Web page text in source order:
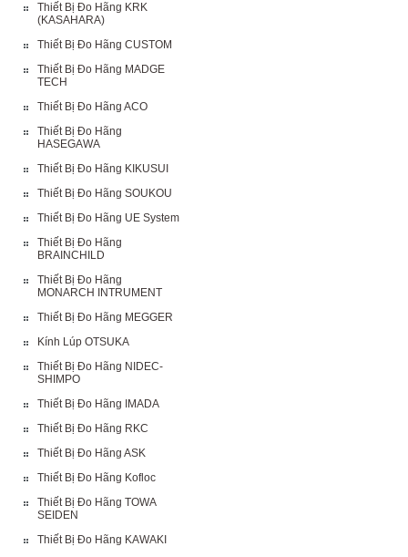
Thiết Bị Đo Hãng KRK
(KASAHARA)
Thiết Bị Đo Hãng CUSTOM
Thiết Bị Đo Hãng MADGE
TECH
Thiết Bị Đo Hãng ACO
Thiết Bị Đo Hãng
HASEGAWA
Thiết Bị Đo Hãng KIKUSUI
Thiết Bị Đo Hãng SOUKOU
Thiết Bị Đo Hãng UE System
Thiết Bị Đo Hãng
BRAINCHILD
Thiết Bị Đo Hãng
MONARCH INTRUMENT
Thiết Bị Đo Hãng MEGGER
Kính Lúp OTSUKA
Thiết Bị Đo Hãng NIDEC-
SHIMPO
Thiết Bị Đo Hãng IMADA
Thiết Bị Đo Hãng RKC
Thiết Bị Đo Hãng ASK
Thiết Bị Đo Hãng Kofloc
Thiết Bị Đo Hãng TOWA
SEIDEN
Thiết Bị Đo Hãng KAWAKI